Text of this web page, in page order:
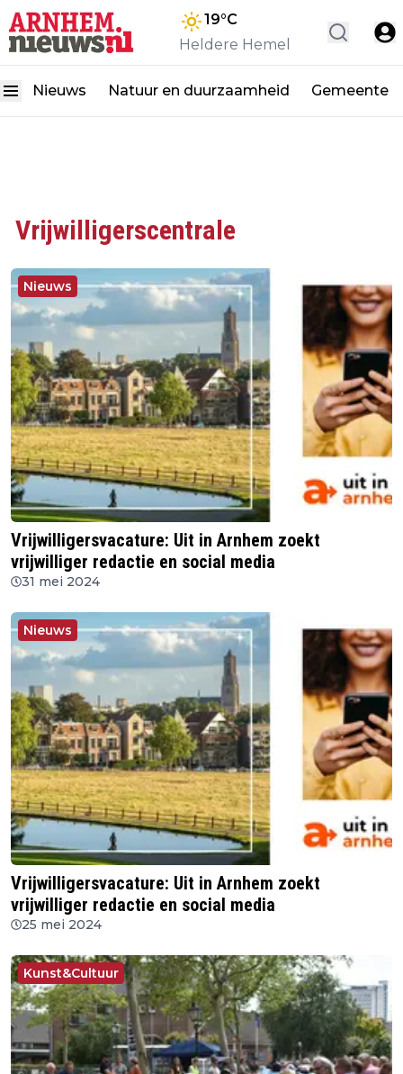
19°C
Heldere Hemel
Nieuws Natuur en duurzaamheid Gemeente
Vrijwilligerscentrale
Nieuws
Vrijwilligersvacature: Uit in Arnhem zoekt
vrijwilliger redactie en social media
31 mei 2024
Nieuws
Vrijwilligersvacature: Uit in Arnhem zoekt
vrijwilliger redactie en social media
25 mei 2024
Kunst&Cultuur